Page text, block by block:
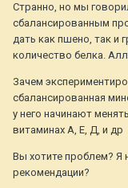
Странно, но мы
сбалансированным
дать как пшено, так и
количество белка.
Зачем
сбалансированная
у него начинают
витаминах А, Е, Д, и др
Вы хотите проблем? Я
рекомендации?